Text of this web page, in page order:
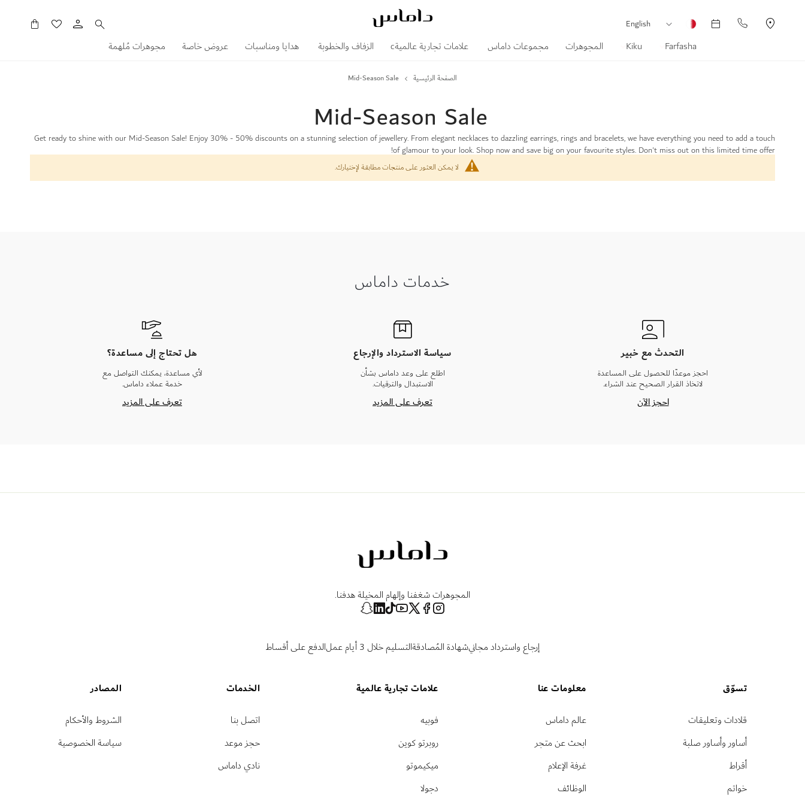
العملة لغة
English
Farfasha
Kiku المجوهرات مجموعات داماس علامات تجارية عالميةc الزفاف والخطوبة هدايا ومناسبات عروض خاصة مجوهرات مُلهمة
الصفحة الرئيسية Mid-Season Sale
Mid-Season Sale
Get ready to shine with our Mid-Season Sale! Enjoy 30% - 50% discounts on a stunning selection of jewellery. From elegant necklaces to dazzling earrings, rings and bracelets, we have everything you need to add a touch
of glamour to your look. Shop now and save big on your favourite styles. Don't miss out on this limited time offer!
لا يمكن العثور على منتجات مطابقة لإختيارك.
خدمات داماس
التحدث مع خبير
احجز موعدًا للحصول على المساعدة
لاتخاذ القرار الصحيح عند الشراء.
احجز الآن
سياسة الاسترداد والإرجاع
اطلع على وعد داماس بشأن
الاستبدال والترقيات.
تعرف على المزيد
هل تحتاج إلى مساعدة؟
لأي مساعدة، يمكنك التواصل مع
خدمة عملاء داماس.
تعرف على المزيد
المجوهرات شغفنا وإلهام المخيلة هدفنا.
إرجاع واسترداد مجانيشهادة المُصادقةالتسليم خلال 3 أيام عمل الدفع على أقساط
تسوّق
قلادات وتعليقات
أساور وأساور صلبة
أقراط
خواتم
معلومات عنا
عالم داماس
ابحث عن متجر
غرفة الإعلام
الوظائف
علامات تجارية عالمية
فوبيه
روبرتو كوين
ميكيموتو
دجولا
الخدمات
اتصل بنا
حجز موعد
نادي داماس
المصادر
الشروط والأحكام
سياسة الخصوصية